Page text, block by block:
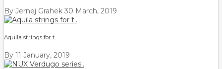
By Jernej Grahek 30 March, 2019
Aquila strings for t..
By 11 January, 2019